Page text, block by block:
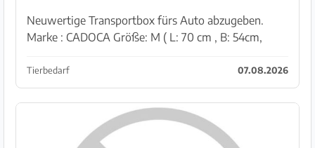
Neuwertige Transportbox fürs Auto abzugeben.
Marke : CADOCA Größe: M ( L: 70 cm , B: 54cm,
Hunde Abzuholen in Llucmajor
Tierbedarf 07.08.2026